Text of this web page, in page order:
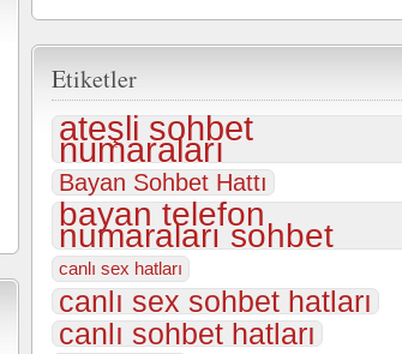
Etiketler
ateşli sohbet
numaraları
Bayan Sohbet Hattı
bayan telefon
numaraları sohbet
canlı sex hatları
canlı sex sohbet hatları
canlı sohbet hatları